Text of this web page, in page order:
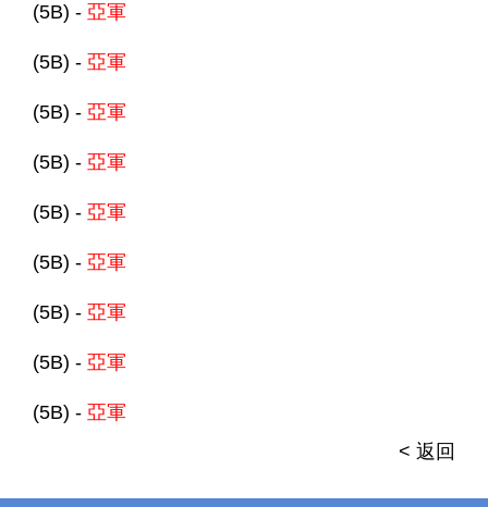
(5B) - 亞軍
(5B) - 亞軍
(5B) - 亞軍
(5B) - 亞軍
(5B) - 亞軍
(5B) - 亞軍
(5B) - 亞軍
(5B) - 亞軍
(5B) - 亞軍
< 返回